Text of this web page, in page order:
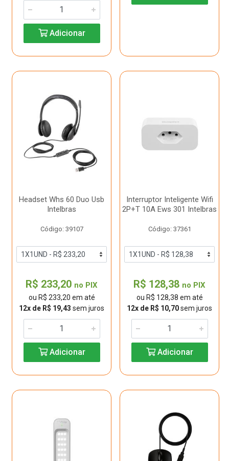
Adicionar
Headset Whs 60 Duo Usb
Intelbras
Código: 39107
R$ 233,20 no PIX
ou R$ 233,20 em até
12x de R$ 19,43 sem juros
Adicionar
Interruptor Inteligente Wifi
2P+T 10A Ews 301 Intelbras
Código: 37361
R$ 128,38 no PIX
ou R$ 128,38 em até
12x de R$ 10,70sem juros
Adicionar